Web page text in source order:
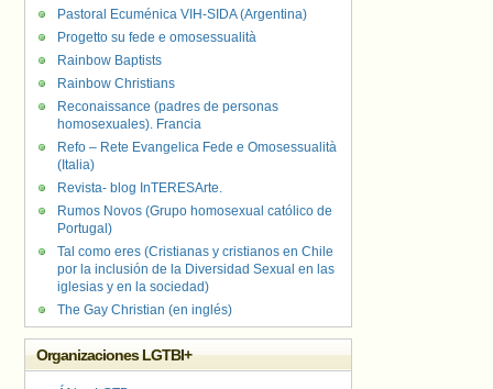
Pastoral Ecuménica VIH-SIDA (Argentina)
Progetto su fede e omosessualità
Rainbow Baptists
Rainbow Christians
Reconaissance (padres de personas
homosexuales). Francia
Refo – Rete Evangelica Fede e Omosessualità
(Italia)
Revista- blog InTERESArte.
Rumos Novos (Grupo homosexual católico de
Portugal)
Tal como eres (Cristianas y cristianos en Chile
por la inclusión de la Diversidad Sexual en las
iglesias y en la sociedad)
The Gay Christian (en inglés)
Organizaciones LGTBI+